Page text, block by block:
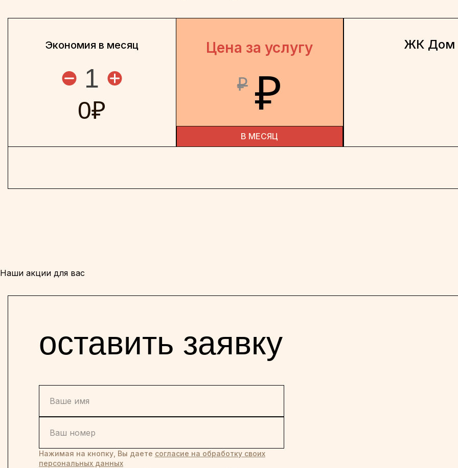
Экономия в месяц
1
0₽
Цена за услугу
₽ ₽
В МЕСЯЦ
ЖК Дом
Наши акции для вас
оставить заявку
Нажимая на кнопку, Вы даете согласие на обработку своих
персональных данных